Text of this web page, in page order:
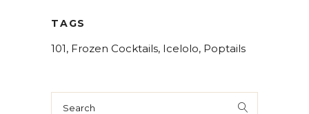
TAGS
101 Frozen Cocktails Icelolo Poptails
Search
for: